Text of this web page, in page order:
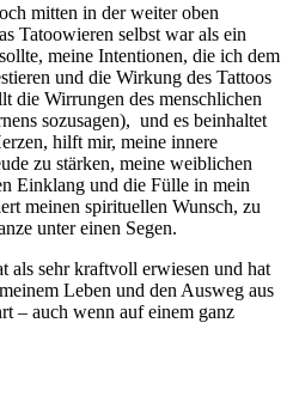
mitten in der weiter oben
Tatoowieren selbst war als ein
meine Intentionen, die ich dem
und die Wirkung des Tattoos
die Wirrungen des menschlichen
sozusagen), und es beinhaltet
hilft mir, meine innere
zu stärken, meine weiblichen
Einklang und die Fülle in mein
meinen spirituellen Wunsch, zu
unter einen Segen.
als sehr kraftvoll erwiesen und hat
Leben und den Ausweg aus
– auch wenn auf einem ganz